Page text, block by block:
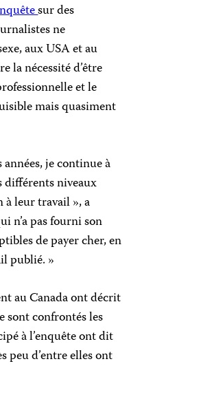
sur des
ne
aux USA et au
la nécessité d’être
et le
mais quasiment
je continue à
différents niveaux
à leur travail », a
n’a pas fourni son
de payer cher, en
publié. »
au Canada ont décrit
sont confrontés les
à l’enquête ont dit
peu d’entre elles ont